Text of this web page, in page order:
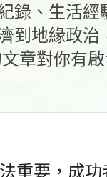
錄、生活
到地緣政
章對你有
重要，成